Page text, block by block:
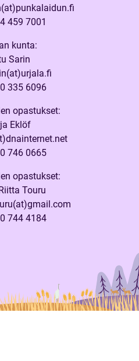
459 7001
kunta:
Sarin
335 6096
opastukset:
Eklöf
746 0665
opastukset:
Touru
744 4184